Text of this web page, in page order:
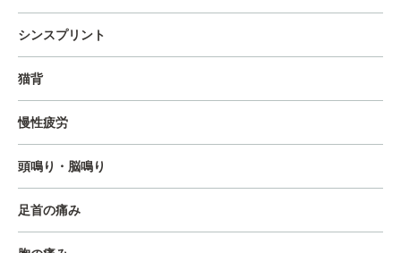
シンスプリント
猫背
慢性疲労
頭鳴り・脳鳴り
足首の痛み